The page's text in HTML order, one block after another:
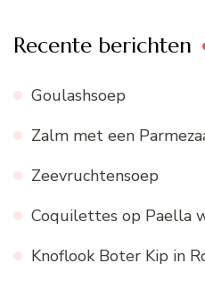
Recente berichten
Goulashsoep
Zalm met een
Zeevruchtensoep
Coquilettes op Paella
Knoflook Boter Kip in